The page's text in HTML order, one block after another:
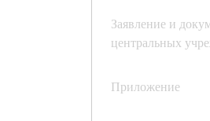
Заявление и
центральных
Приложение